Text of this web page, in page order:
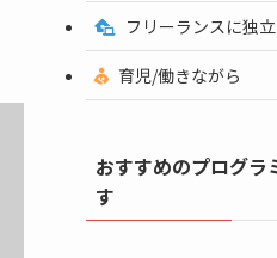
フリーランスに独立
育児/働きながら
おすすめのプログラ
す